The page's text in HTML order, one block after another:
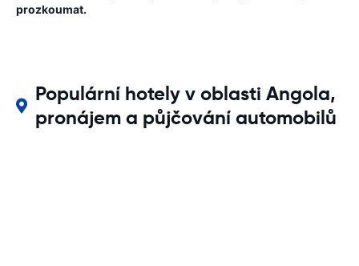
prozkoumat.
Populární hotely v oblasti Angola,
pronájem a půjčování automobilů